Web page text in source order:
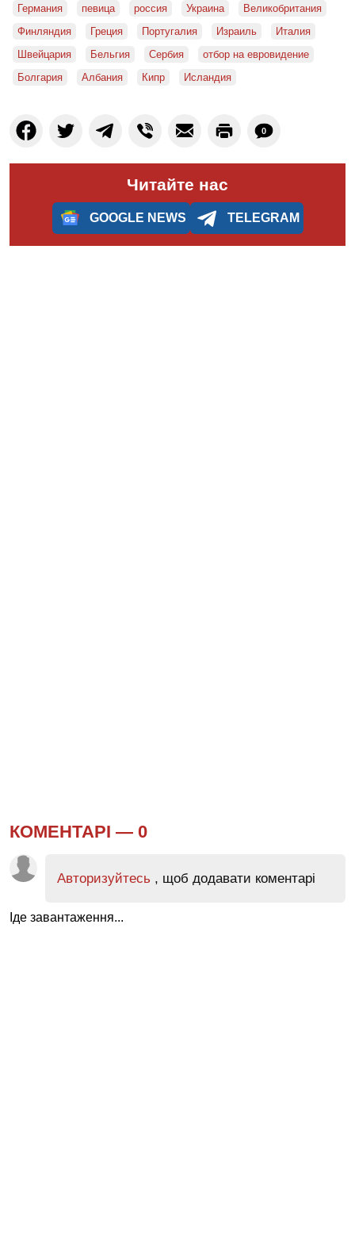
Германия певица россия Украина
Великобритания
Финляндия
Греция Португалия Израиль
Италия
Швейцария
Бельгия Сербия
отбор на евровидение
Болгария
Албания Кипр Исландия
0
Читайте нас
GOOGLE NEWS TELEGRAM
КОМЕНТАРІ — 0
Авторизуйтесь , щоб додавати коментарі
Іде завантаження...